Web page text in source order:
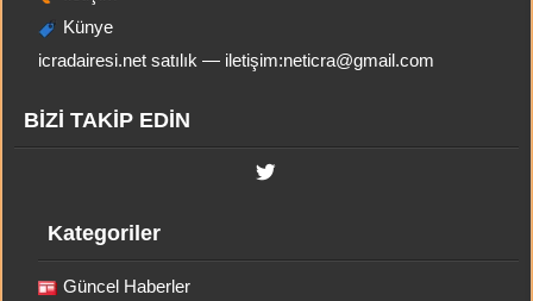
Künye
icradairesi.net satılık — iletişim:neticra@gmail.com
BİZİ TAKİP EDİN
Kategoriler
Güncel Haberler